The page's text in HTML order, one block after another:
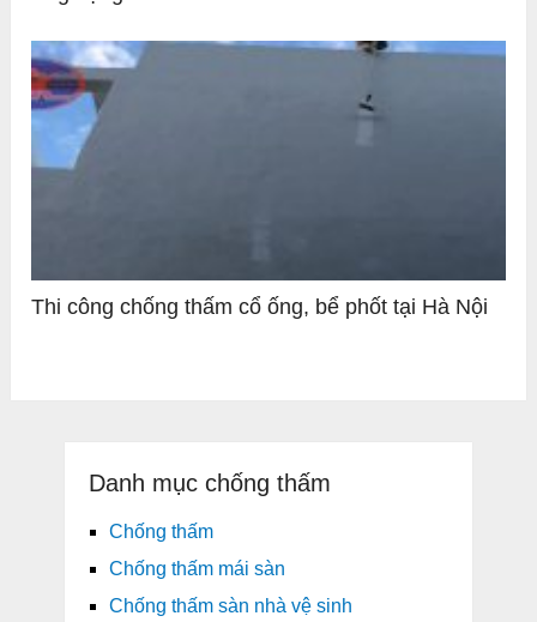
Thi công chống thấm cổ ống, bể phốt tại Hà Nội
Danh mục chống thấm
Chống thấm
Chống thấm mái sàn
Chống thấm sàn nhà vệ sinh